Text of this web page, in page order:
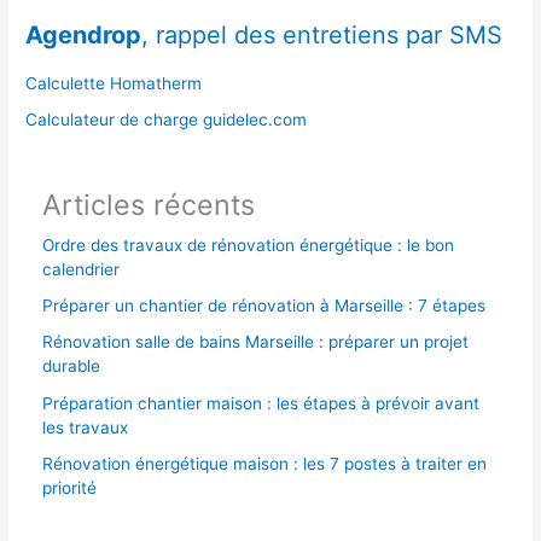
c
h
:
Agendrop, rappel des entretiens par SMS
Calculette Homatherm
Calculateur de charge guidelec.com
Articles récents
Ordre des travaux de rénovation énergétique : le bon
calendrier
Préparer un chantier de rénovation à Marseille : 7 étapes
Rénovation salle de bains Marseille : préparer un projet
durable
Préparation chantier maison : les étapes à prévoir avant
les travaux
Rénovation énergétique maison : les 7 postes à traiter en
priorité